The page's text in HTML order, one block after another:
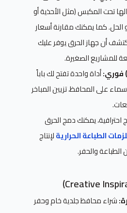
تحت المكبس (مثل الأحذية أو
الحل. كما يمكنك مقارنة أسعار
أن جهاز الحرق يوفر عليك
للمشاريع الصغيرة.
أداة واحدة تفتح لك باباً
على المحافظ، تزيين المباخر
احترافية، يمكنك دمج الحرق
الطباعة الحراريةلإنتاج
والحفر.
شراء محافظ جلدية خام وحفر